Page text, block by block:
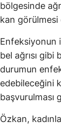
bölgesinde
kan görülmesi
Enfeksiyonun
bel ağrısı
durumun
edebileceğini
başvurulması
Özkan,